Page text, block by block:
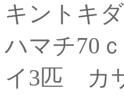
キントキ
ハマチ70
イ3匹 カ